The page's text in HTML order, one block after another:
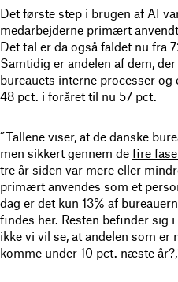
Det første step i brugen af AI
medarbejderne primært
Det tal er da også faldet nu fra
Samtidig er andelen af dem,
bureauets interne processer
48 pct. i foråret til nu 57 pct.
”Tallene viser, at de danske
men sikkert gennem de fire
tre år siden var mere eller
primært anvendes som et
dag er det kun 13% af
findes her. Resten befinder sig
ikke vi vil se, at andelen som er
komme under 10 pct. næste